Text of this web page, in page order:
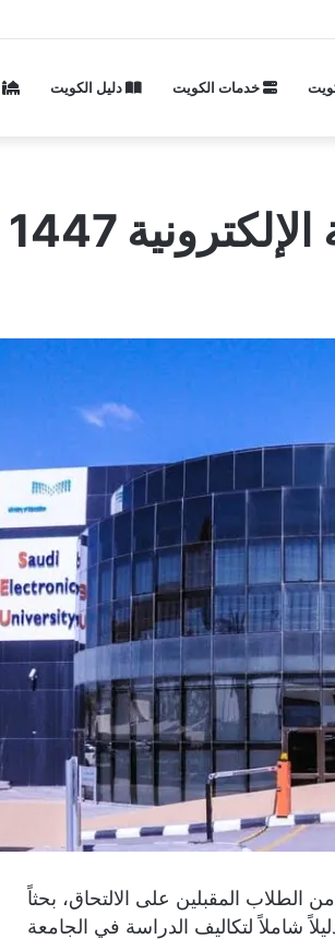
خدمات الكويت دليل الكويت
1447
الطلاب المقبلين على الالتحاق، بحثاً
شاملاً لتكاليف الدراسة في الجامعة